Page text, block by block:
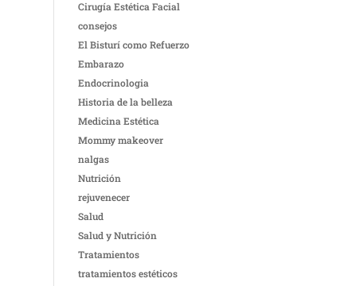
Cirugía Estética Facial
consejos
El Bisturí como Refuerzo
Embarazo
Endocrinologia
Historia de la belleza
Medicina Estética
Mommy makeover
nalgas
Nutrición
rejuvenecer
Salud
Salud y Nutrición
Tratamientos
tratamientos estéticos